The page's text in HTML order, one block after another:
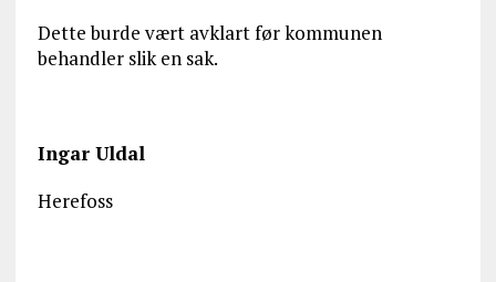
Dette burde vært avklart før kommunen
behandler slik en sak.
Ingar Uldal
Herefoss